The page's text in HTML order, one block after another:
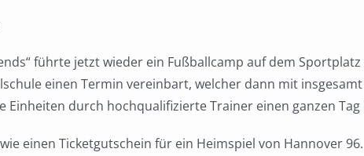
“führte jetztwieder ein Fußballcamp auf dem Sportplatz
einen Termin vereinbart, welcher dann mit insgesamt
Einheiten durch hochqualifizierte Trainer einen ganzen
einen Ticketgutschein für ein Heimspiel von Hannover 96.